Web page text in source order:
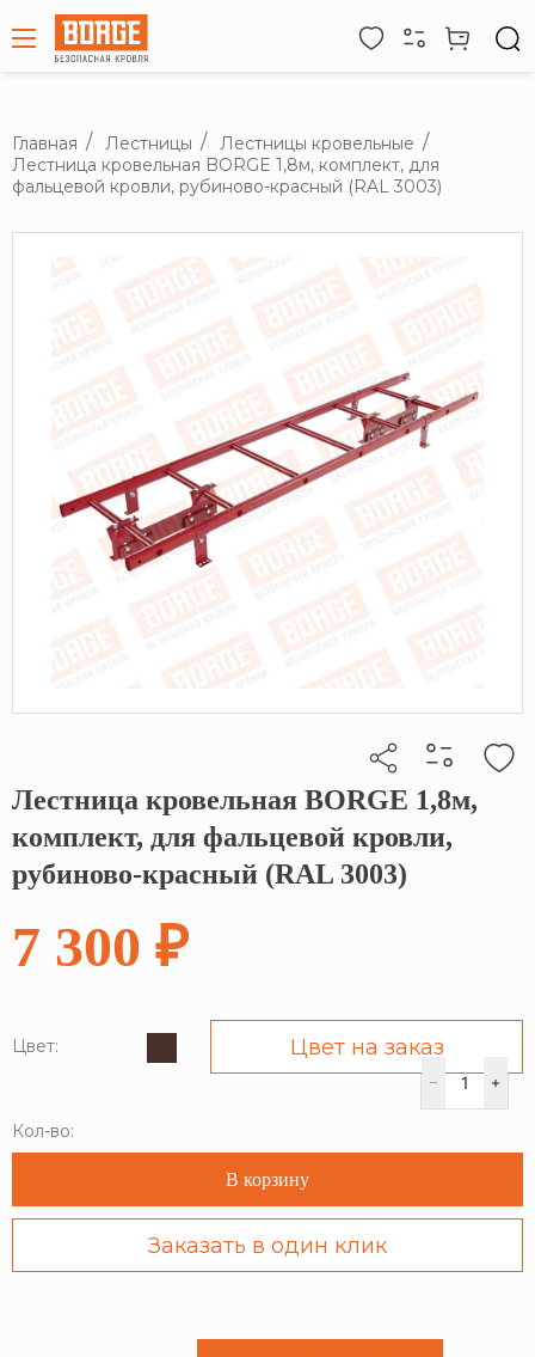
Главная Лестницы
Лестницы кровельные
Лестница кровельная BORGE 1,8м, комплект, для
фальцевой кровли, рубиново-красный (RAL 3003)
Кликните, чтобы скопировать прямую ссылку
Лестница кровельная BORGE 1,8м,
комплект, для фальцевой кровли,
рубиново-красный (RAL 3003)
7 300 ₽
Цвет: Цвет на заказ
Кол-во:
В корзину
Заказать в один клик